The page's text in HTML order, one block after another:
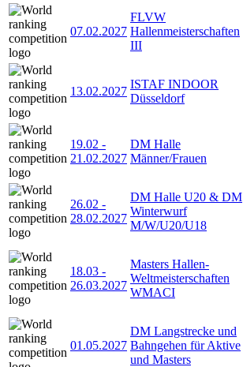
07.02.2027
FLVW
Hallenmeisterschaften
III
13.02.2027
ISTAF INDOOR
Düsseldorf
19.02 -
21.02.2027
DM Halle
Männer/Frauen
26.02 -
28.02.2027
DM Halle U20 & DM
Winterwurf
M/W/U20/U18
18.03 -
26.03.2027
Masters Hallen-
Weltmeisterschaften
WMACI
01.05.2027
DM Langstrecke und
Bahngehen für Aktive
und Masters